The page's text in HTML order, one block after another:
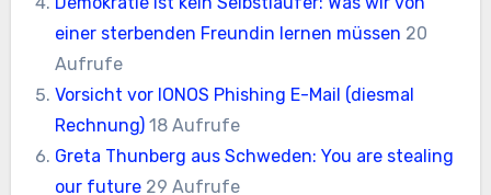
einer sterbenden Freundin lernen müssen 20
Aufrufe
Vorsicht vor IONOS Phishing E-Mail (diesmal
Rechnung) 18 Aufrufe
Greta Thunberg aus Schweden: You are stealing
our future 29 Aufrufe